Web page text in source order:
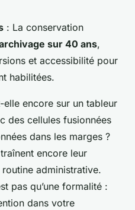
: La conservation
sur 40 ans,
et accessibilité pour
habilitées.
encore sur un tableur
des cellules fusionnées
dans les marges ?
encore leur
administrative.
pas qu’une formalité :
dans votre